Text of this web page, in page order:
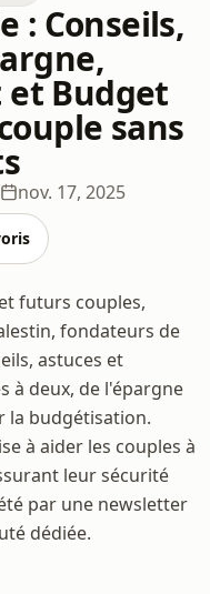
: Conseils,
Budget
sans
nov. 17, 2025
futurs couples,
fondateurs de
astuces et
à deux, de l'épargne
la budgétisation.
à aider les couples à
leur sécurité
par une newsletter
dédiée.